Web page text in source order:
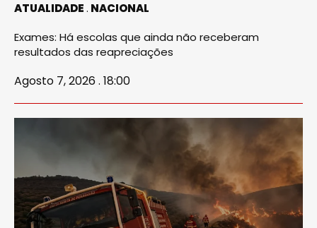
ATUALIDADE NACIONAL
Exames: Há escolas que ainda não receberam
resultados das reapreciações
Agosto 7, 2026 . 18:00